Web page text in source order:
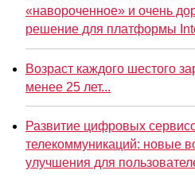
«навороченное» и очень
решение для платформы
Возраст каждого шестого
менее 25 лет...
Развитие цифровых
телекоммуникаций: новые
улучшения для